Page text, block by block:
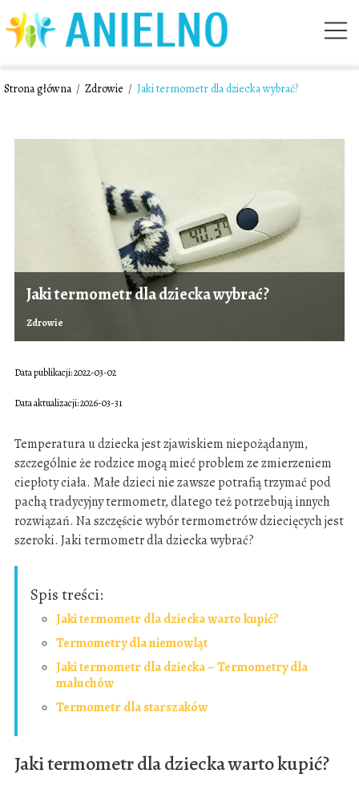
Strona główna / Zdrowie / Jaki termometr dla dziecka wybrać?
Jaki termometr dla dziecka wybrać?
Zdrowie
Data publikacji: 2022-03-02
Data aktualizacji: 2026-03-31
Temperatura u dziecka jest zjawiskiem niepożądanym,
szczególnie że rodzice mogą mieć problem ze zmierzeniem
ciepłoty ciała. Małe dzieci nie zawsze potrafią trzymać pod
pachą tradycyjny termometr, dlatego też potrzebują innych
rozwiązań. Na szczęście wybór termometrów dziecięcych jest
szeroki. Jaki termometr dla dziecka wybrać?
Spis treści:
Jaki termometr dla dziecka warto kupić?
Termometry dla niemowląt
Jaki termometr dla dziecka – Termometry dla
maluchów
Termometr dla starszaków
Jaki termometr dla dziecka warto kupić?